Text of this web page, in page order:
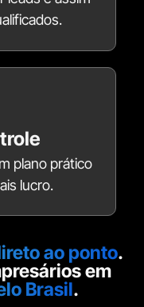
plano prático
lucro.
ao ponto.
em
Brasil.